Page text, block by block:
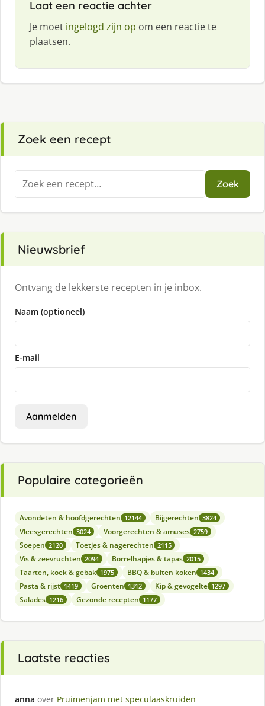
Laat een reactie achter
Je moet ingelogd zijn op om een reactie te
plaatsen.
Zoek een recept
Zoeken
naar:
Zoek
Nieuwsbrief
Ontvang de lekkerste recepten in je inbox.
Naam (optioneel)
E-mail
Aanmelden
Populaire categorieën
Avondeten & hoofdgerechten 12144 Bijgerechten 3824
Vleesgerechten 3024 Voorgerechten & amuses 2759
Soepen 2120 Toetjes & nagerechten 2115
Vis & zeevruchten 2094 Borrelhapjes & tapas 2015
Taarten, koek & gebak 1975 BBQ & buiten koken 1434
Pasta & rijst 1419 Groenten 1312 Kip & gevogelte 1297
Salades 1216 Gezonde recepten 1177
Laatste reacties
anna over Pruimenjam met speculaaskruiden